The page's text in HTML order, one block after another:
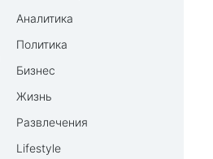
Аналитика
Политика
Бизнес
Жизнь
Развлечения
Lifestyle